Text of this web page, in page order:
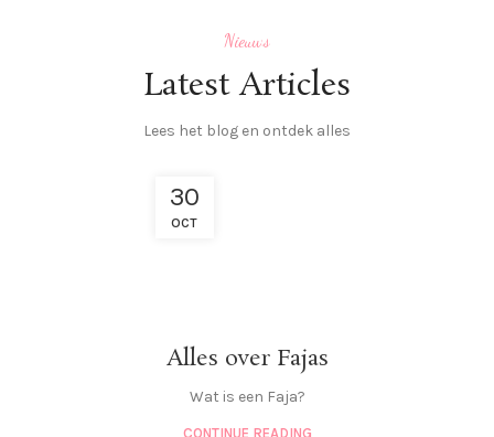
Nieuws
Latest Articles
Lees het blog en ontdek alles
30
OCT
Alles over Fajas
Wat is een Faja?
CONTINUE READING